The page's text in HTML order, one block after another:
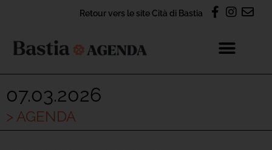
Retour vers le site Cità di Bastia
07.03.2026
> AGENDA